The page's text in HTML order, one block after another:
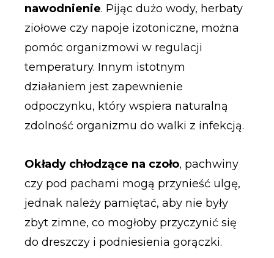
nawodnienie. Pijąc dużo wody, herbaty
ziołowe czy napoje izotoniczne, można
pomóc organizmowi w regulacji
temperatury. Innym istotnym
działaniem jest zapewnienie
odpoczynku, który wspiera naturalną
zdolność organizmu do walki z infekcją.
Okłady chłodzące na czoło, pachwiny
czy pod pachami mogą przynieść ulgę,
jednak należy pamiętać, aby nie były
zbyt zimne, co mogłoby przyczynić się
do dreszczy i podniesienia gorączki.